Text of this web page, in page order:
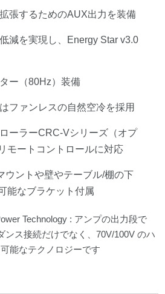
張するためのAUX出力を装備
減を実現し、Energy Star v3.0
ー（80Hz）装備
ファンレスの自然空冷を採用
ーラーCRC-Vシリーズ（オプ
モートコントロールに対応
ウントや壁やテーブル/棚の下
能なブラケット付属
Technology : アンプの出力段で
ス接続だけでなく、70V/100V のハ
能なテクノロジーです